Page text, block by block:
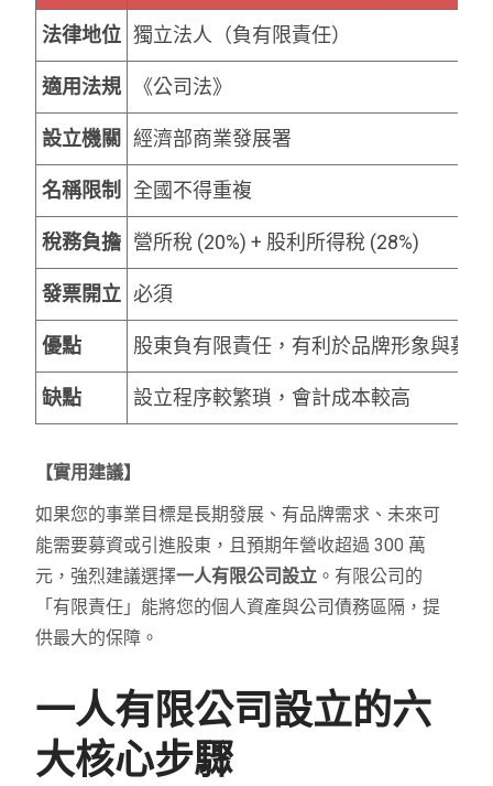
法律地位 獨立法人（負有限責任）
適用法規 《公司法》
設立機關 經濟部商業發展署
名稱限制 全國不得重複
稅務負擔 營所稅 (20%) + 股利所得稅 (28%)
發票開立 必須
優點 股東負有限責任，有利於品牌形象與募資
缺點 設立程序較繁瑣，會計成本較高
【實用建議】
如果您的事業目標是長期發展、有品牌需求、未來可
能需要募資或引進股東，且預期年營收超過 300 萬
元，強烈建議選擇一人有限公司設立 。有限公司的
「有限責任」能將您的個人資產與公司債務區隔，提
供最大的保障。
一人有限公司設立的六
大核心步驟